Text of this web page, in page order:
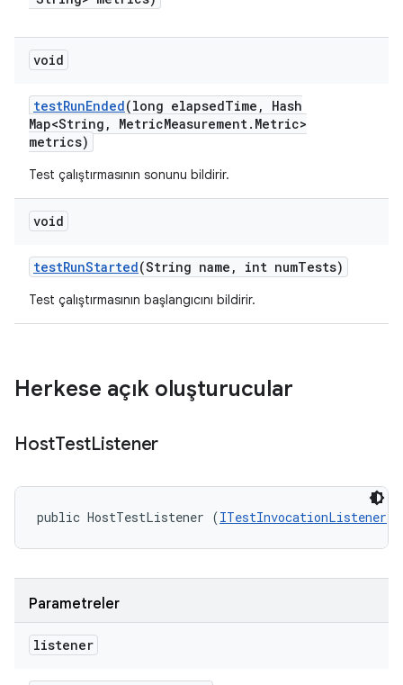
void
testRunEnded(long elapsedTime ,
Hash
Map<String , MetricMeasurement. Metric>
metrics)
Test çalıştırmasının sonunu bildirir.
void
testRunStarted(String name , int numTests)
Test çalıştırmasının başlangıcını bildirir.
Herkese açık oluşturucular
HostTestListener
public HostTestListener (ITestInvocationListener
Parametreler
listener